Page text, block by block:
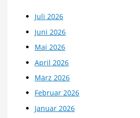
Juli 2026
Juni 2026
Mai 2026
April 2026
März 2026
Februar 2026
Januar 2026